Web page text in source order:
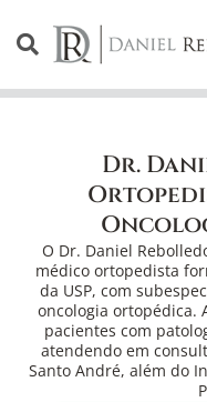
Dr.
O Dr. Daniel
médico ortopedista
da USP, com
oncologia ortopédica.
pacientes com
atendendo em
Santo André, além do